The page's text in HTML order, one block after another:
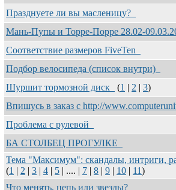
Празднуете ли вы масленицу?
Мань-Пупы и Торре-Порре 28.02-
Соответствие размеров FiveTen
Подбор велосипеда (список внутри)
Шуршит тормозной диск
(1 | 2 | 3)
Впишусь в заказ с http://
Проблема с рулевой
БА СТОЛБЕЦ ПРОГУЛКЕ
Тема "Максимум": скандалы, интриги,
(1 | 2 | 3 | 4 | 5 | .... | 7 | 8 | 9 | 10 | 11)
Что менять, цепь или звезды?